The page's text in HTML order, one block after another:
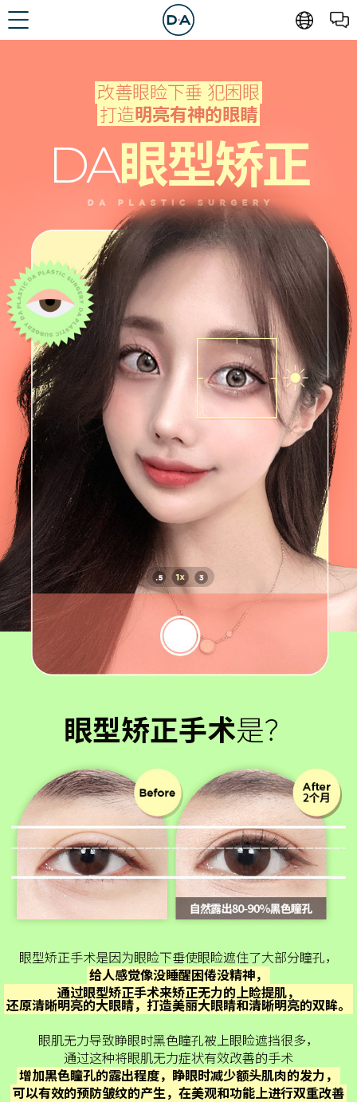
改善眼睑下垂 犯困眼
打造明亮有神的眼睛
DA眼型矫正
眼型矫正手术是？
眼型矫正手术是因为眼睑下垂使眼睑遮住了大部分瞳孔，
给人感觉像没睡醒困倦没精神，
通过眼型矫正手术来矫正无力的上睑提肌，
还原清晰明亮的大眼睛，打造美丽大眼睛和清晰明亮的双眸。
眼肌无力导致睁眼时黑色瞳孔被上眼睑遮挡很多，
通过这种将眼肌无力症状有效改善的手术
增加黑色瞳孔的露出程度，睁眼时减少额头肌肉的发力，
可以有效的预防皱纹的产生，在美观和功能上进行双重改善